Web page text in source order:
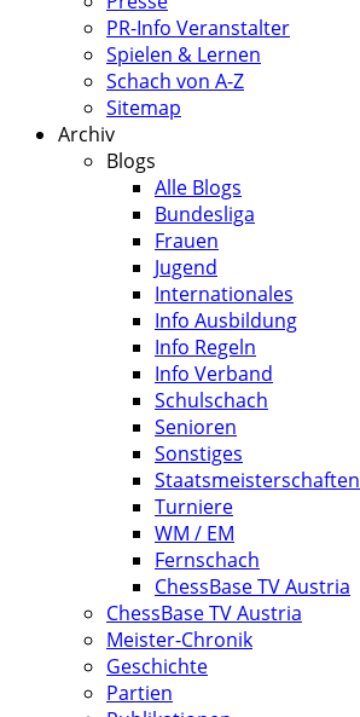
PR-Info Veranstalter
Spielen & Lernen
Schach von A-Z
Sitemap
Archiv
Blogs
Alle Blogs
Bundesliga
Frauen
Jugend
Internationales
Info Ausbildung
Info Regeln
Info Verband
Schulschach
Senioren
Sonstiges
Staatsmeisterschaften
Turniere
WM / EM
Fernschach
ChessBase TV Austria
ChessBase TV Austria
Meister-Chronik
Geschichte
Partien